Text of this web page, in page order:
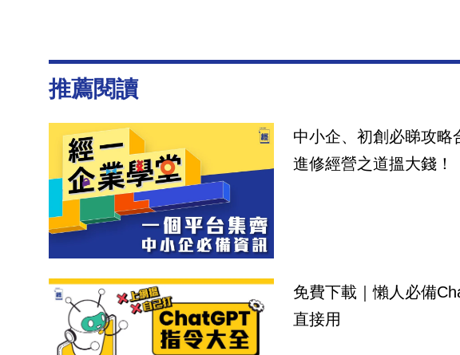
推薦閱讀
中小企、初創必睇攻略
進修經營之道搵大錢！
免費下載｜懶人必備
直接用